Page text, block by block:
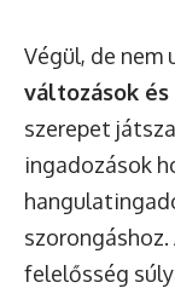
Végül, de nem
változások
szerepet
ingadozások
felelősség